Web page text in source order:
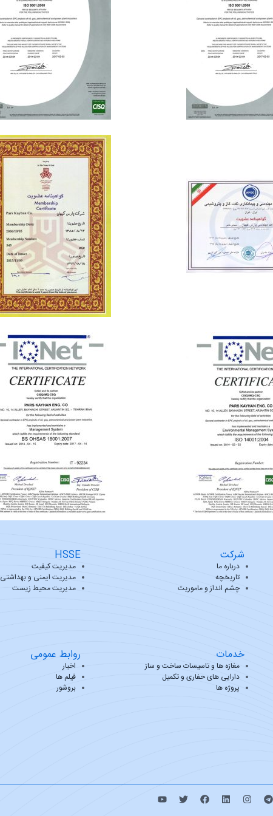
شرکت
درباره ما
تاریخچه
چشم انداز و ماموریت
HSSE
مدیریت کیفیت
مدیریت ایمنی و بهداشتی
مدیریت محیط زیست
خدمات
مغازه ها و تاسیسات ساخت و ساز
دارایی های حفاری و تکمیل
پروژه ها
روابط عمومی
اخبار
فیلم ها
بروشور